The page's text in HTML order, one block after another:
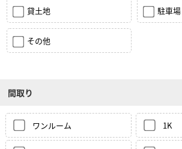
貸土地 駐車場
その他
間取り
ワンルーム 1K